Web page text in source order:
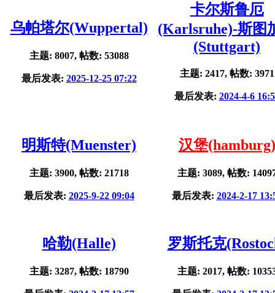
乌帕塔尔(Wuppertal)
主题: 8007, 帖数: 53088
最后发表: 2025-12-25 07:22
卡尔斯鲁厄
(Karlsruhe)-斯图
(Stuttgart)
主题: 2417, 帖数: 3971
最后发表: 2024-4-6
明斯特(Muenster)
主题: 3900, 帖数: 21718
最后发表: 2025-9-22 09:04
汉堡(hamburg)
主题: 3089, 帖数:
最后发表: 2024-2-17
哈勒(Halle)
主题: 3287, 帖数: 18790
罗斯托克
主题: 2017, 帖数: